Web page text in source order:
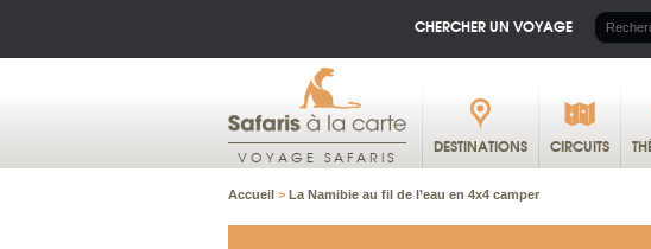
CHERCHER UN VOYAGE
VOYAGE SAFARIS DESTINATIONS CIRCUITS
Accueil > La Namibie au fil de l’eau en 4x4 camper